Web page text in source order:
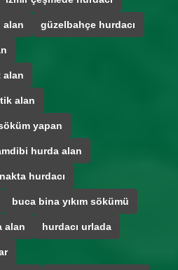
alan güzelbahçe hurdacı
alan
alan
yapan
hurda alan
hurdacı
buca bina yıkım sökümü
alan hurdacı urlada